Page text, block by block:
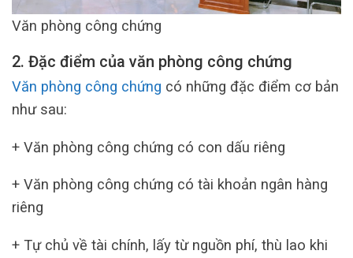
Văn phòng công chứng
2. Đặc điểm của văn phòng công chứng
Văn phòng công chứng có những đặc điểm cơ bản
như sau:
+ Văn phòng công chứng có con dấu riêng
+ Văn phòng công chứng có tài khoản ngân hàng
riêng
+ Tự chủ về tài chính, lấy từ nguồn phí, thù lao khi